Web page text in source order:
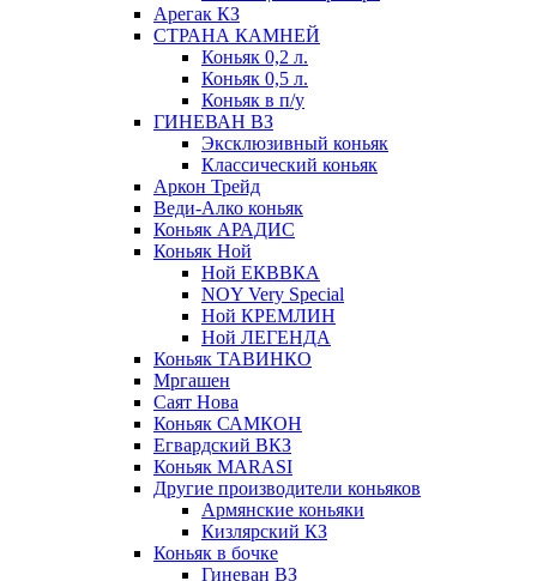
Арегак КЗ
СТРАНА КАМНЕЙ
Коньяк 0,2 л.
Коньяк 0,5 л.
Коньяк в п/у
ГИНЕВАН ВЗ
Эксклюзивный коньяк
Классический коньяк
Аркон Трейд
Веди-Алко коньяк
Коньяк АРАДИС
Коньяк Ной
Ной ЕКВВКА
NOY Very Special
Ной КРЕМЛИН
Ной ЛЕГЕНДА
Коньяк ТАВИНКО
Мргашен
Саят Нова
Коньяк САМКОН
Егвардский ВКЗ
Коньяк MARASI
Другие производители коньяков
Армянские коньяки
Кизлярский КЗ
Коньяк в бочке
Гиневан ВЗ